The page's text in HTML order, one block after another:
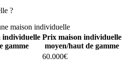
?
maison individuelle
individuelle
gamme
Prix maison individuelle
moyen/haut de gamme
60.000€